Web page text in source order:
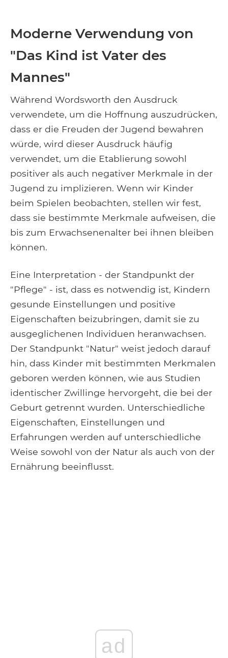
Moderne Verwendung von
"Das Kind ist Vater des
Mannes"
Während Wordsworth den Ausdruck
verwendete, um die Hoffnung auszudrücken,
dass er die Freuden der Jugend bewahren
würde, wird dieser Ausdruck häufig
verwendet, um die Etablierung sowohl
positiver als auch negativer Merkmale in der
Jugend zu implizieren. Wenn wir Kinder
beim Spielen beobachten, stellen wir fest,
dass sie bestimmte Merkmale aufweisen, die
bis zum Erwachsenenalter bei ihnen bleiben
können.
Eine Interpretation - der Standpunkt der
"Pflege" - ist, dass es notwendig ist, Kindern
gesunde Einstellungen und positive
Eigenschaften beizubringen, damit sie zu
ausgeglichenen Individuen heranwachsen.
Der Standpunkt "Natur" weist jedoch darauf
hin, dass Kinder mit bestimmten Merkmalen
geboren werden können, wie aus Studien
identischer Zwillinge hervorgeht, die bei der
Geburt getrennt wurden. Unterschiedliche
Eigenschaften, Einstellungen und
Erfahrungen werden auf unterschiedliche
Weise sowohl von der Natur als auch von der
Ernährung beeinflusst.
ad